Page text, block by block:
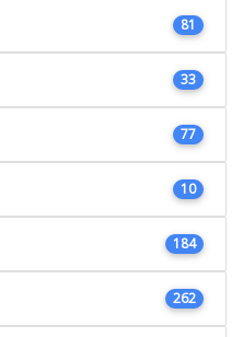
81
33
77
10
184
262